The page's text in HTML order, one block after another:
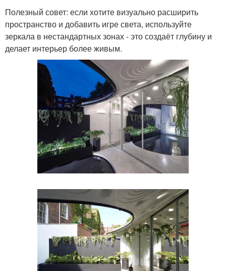
Полезный совет: если хотите визуально расширить
пространство и добавить игре света, используйте
зеркала в нестандартных зонах - это создаёт глубину и
делает интерьер более живым.